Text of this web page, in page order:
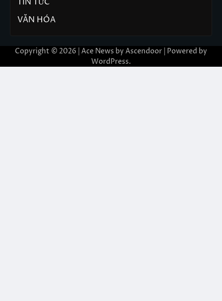
VĂN HÓA
Copyright © 2026 | Ace News by Ascendoor | Powered by
WordPress.